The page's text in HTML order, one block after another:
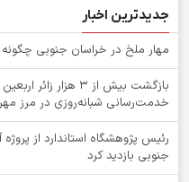
جدیدترین اخبار
‌مهار ملخ در خراسان جنوبی چگونه
بازگشت بیش از ۳
خدمت‌رسانی شبانه‌روزی در مرز
رئیس پژوهشگاه استاندارد از
جنوبی بازدید کرد